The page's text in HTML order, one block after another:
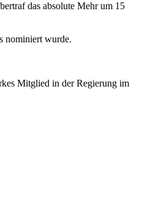
das absolute Mehr um 15
nominiert wurde.
Mitglied in der Regierung im